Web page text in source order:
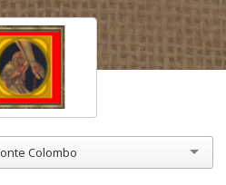
Colombo